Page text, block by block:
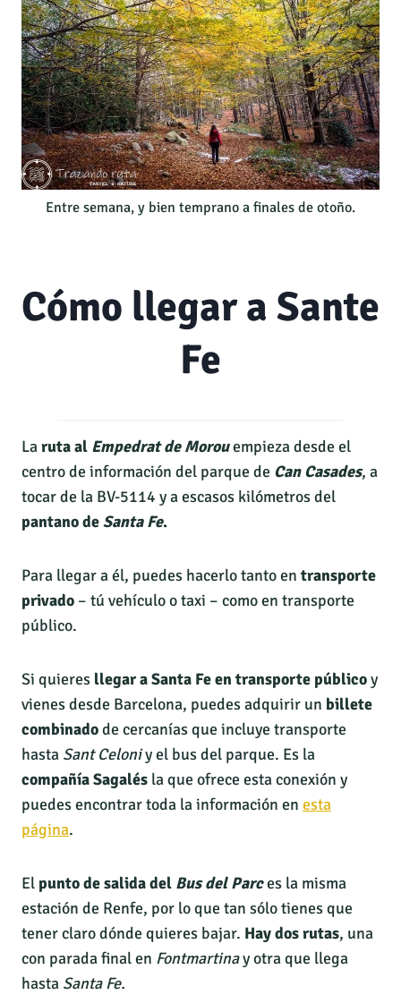
Entre semana, y bien temprano a finales de otoño.
Cómo llegar a Sante
Fe
Laruta al Empedrat de Morouempieza desde el
centro de información del parque de Can Casades, a
tocar de la BV-5114 y a escasos kilómetros del
pantano deSanta Fe.
Para llegar a él, puedes hacerlo tanto en transporte
privado – tú vehículo o taxi – como en transporte
público.
Si quieres llegar a Santa Fe en transporte públicoy
vienes desde Barcelona, puedes adquirir un billete
combinadode cercanías que incluye transporte
hasta Sant Celoniy el bus del parque. Es la
compañía Sagalés la que ofrece esta conexión y
puedes encontrar toda la información en esta
página.
El punto de salida del Bus del Parces la misma
estación de Renfe, por lo que tan sólo tienes que
tener claro dónde quieres bajar. Hay dos rutas, una
con parada final en Fontmartinay otra que llega
hasta Santa Fe.